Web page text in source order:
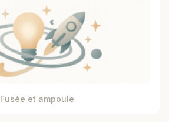
Fusée et ampoule